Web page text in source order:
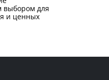
выбором для
и ценных